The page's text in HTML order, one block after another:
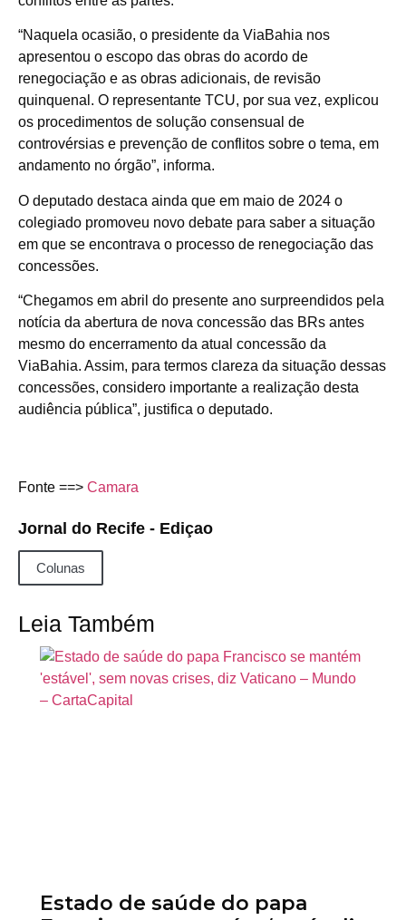
“Naquela ocasião, o presidente da ViaBahia nos
apresentou o escopo das obras do acordo de
renegociação e as obras adicionais, de revisão
quinquenal. O representante TCU, por sua vez, explicou
os procedimentos de solução consensual de
controvérsias e prevenção de conflitos sobre o tema, em
andamento no órgão”, informa.
O deputado destaca ainda que em maio de 2024 o
colegiado promoveu novo debate para saber a situação
em que se encontrava o processo de renegociação das
concessões.
“Chegamos em abril do presente ano surpreendidos pela
notícia da abertura de nova concessão das BRs antes
mesmo do encerramento da atual concessão da
ViaBahia. Assim, para termos clareza da situação dessas
concessões, considero importante a realização desta
audiência pública”, justifica o deputado.
Fonte ==> Camara
Jornal do Recife - Ediçao
Colunas
Leia Também
Estado de saúde do papa